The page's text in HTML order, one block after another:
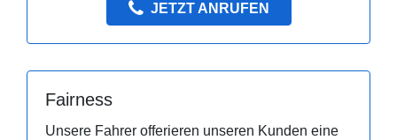
JETZT ANRUFEN
Fairness
Unsere Fahrer offerieren unseren Kunden eine